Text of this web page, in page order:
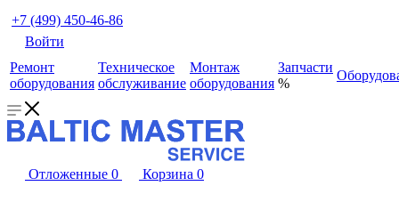
+7 (499) 450-46-86
Войти
Ремонт
оборудования
Техническое
обслуживание
Монтаж
оборудования
Запчасти
%
Отложенные 0 Корзина 0